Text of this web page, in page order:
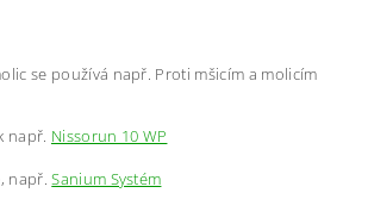
se používá např. Proti mšicím a molicím
např. Nissorun 10 WP
např.Sanium Systém